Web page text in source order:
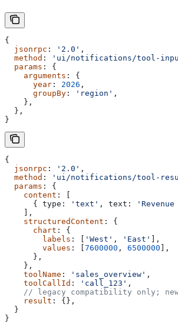
{
  jsonrpc
: '2.0' ,
  method
: 'ui/notifications/tool-
  params
: {
    arguments
: {
      year
: 2026 ,
      groupBy
: 'region' ,
    },
  },
}
{
  jsonrpc
: '2.0' ,
  method
: 'ui/notifications/tool-
  params
: {
    content
: [
      {
type: 'text' , text:
    ],
    structuredContent
: {
      chart
: {
        labels
: [ 'West' , 'East'
],
        values
: [ 7600000 , 6500000 ],
      },
    },
    toolName
: 'sales_overview' ,
    toolCallId
: 'call_123' ,
// legacy compatibility only;
    result
: {},
  }
}